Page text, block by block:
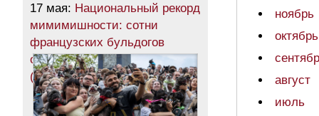
17 мая: Национальный рекорд
мимимишности: сотни
французских бульдогов
оккупировали одесский парк
(фоторепортаж)
ноябрь
октябрь
август
июль